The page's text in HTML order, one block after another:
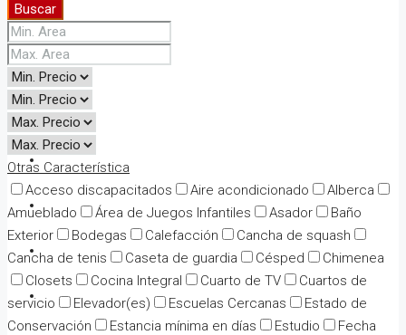
Nosotros
Contáctanos
FAQs
Anunciate
Bolsa de Trabajo
Cotización
Mapa propiedades
Buscar
Otras Característica
Acceso discapacitados
Aire acondicionado
Alberca
Amueblado
Área de Juegos Infantiles Asador
Baño
Exterior
Bodegas Calefacción
Cancha de squash
Cancha de tenis
Caseta de guardia Césped
Chimenea
Closets
Cocina Integral Cuarto de TV
Cuartos de
servicio
Elevador(es) Escuelas Cercanas
Estado de
Conservación
Estancia mínima en días Estudio
Fecha